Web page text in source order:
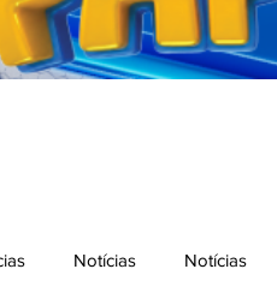
Notícias Notícias